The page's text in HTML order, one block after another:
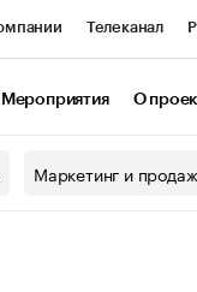
Телеканал
Мероприятия О
Маркетинг и